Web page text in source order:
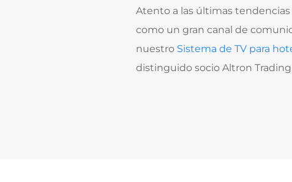
Atento a las últimas
como un gran canal de
nuestro Sistema de TV para
distinguido socioAltron